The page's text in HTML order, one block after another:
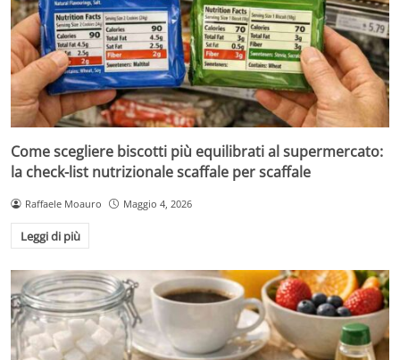
Come scegliere biscotti più equilibrati al supermercato:
la check-list nutrizionale scaffale per scaffale
Raffaele Moauro Maggio 4, 2026
Leggi di più